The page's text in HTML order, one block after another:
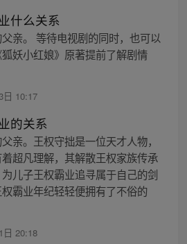
什么关系
亲。 等待电视剧的同时，也可以
妖小红娘》原著提前了解剧情
日 10:17
的关系
亲。王权守拙是一位天才人物，
超凡理解，其解散王权家族传承
儿子王权霸业追寻属于自己的剑
霸业年纪轻轻便拥有了不俗的
日 20:18